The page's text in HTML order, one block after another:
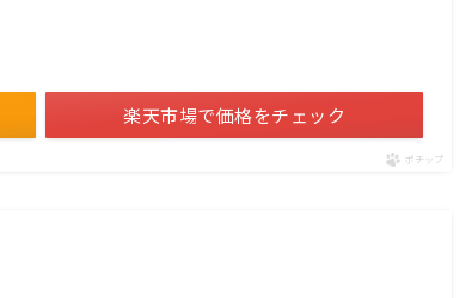
楽天市場で価格をチェック
ポチップ